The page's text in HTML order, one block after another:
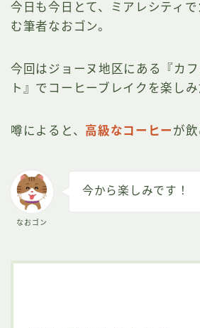
今日も今日とて、ミアレシティで
む筆者なおゴン。
今回はジョーヌ地区にある『カ
ト』でコーヒーブレイクを楽しみ
噂によると、 高級なコーヒー が飲
なおゴン
今から楽しみです！